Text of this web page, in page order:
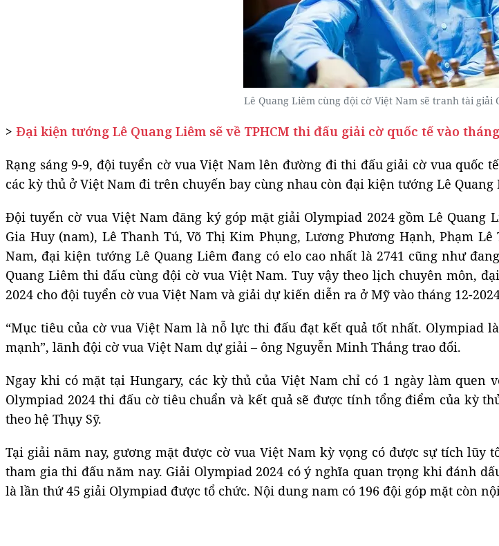
Lê Quang Liêm cùng đội cờ Việt Nam sẽ tranh tài giải
> Đại kiện tướng Lê Quang Liêm sẽ về TPHCM thi đấu giải cờ quốc tế vào
Rạng sáng 9-9, đội tuyển cờ vua Việt Nam lên đường đi thi đấu giải cờ vua
các kỳ thủ ở Việt Nam đi trên chuyến bay cùng nhau còn đại kiện tướng Lê
Đội tuyển cờ vua Việt Nam đăng ký góp mặt giải Olympiad 2024 gồm Lê
Gia Huy (nam), Lê Thanh Tú, Võ Thị Kim Phụng, Lương Phương Hạnh, Phạm
Nam, đại kiện tướng Lê Quang Liêm đang có elo cao nhất là 2741 cũng như
Quang Liêm thi đấu cùng đội cờ vua Việt Nam. Tuy vậy theo lịch chuyên môn,
2024 cho đội tuyển cờ vua Việt Nam và giải dự kiến diễn ra ở Mỹ vào tháng 12-
“Mục tiêu của cờ vua Việt Nam là nỗ lực thi đấu đạt kết quả tốt nhất. Olympiad
mạnh”, lãnh đội cờ vua Việt Nam dự giải – ông Nguyễn Minh Thắng trao đổi.
Ngay khi có mặt tại Hungary, các kỳ thủ của Việt Nam chỉ có 1 ngày làm
Olympiad 2024 thi đấu cờ tiêu chuẩn và kết quả sẽ được tính tổng điểm của kỳ
theo hệ Thụy Sỹ.
Tại giải năm nay, gương mặt được cờ vua Việt Nam kỳ vọng có được sự tích lũy
tham gia thi đấu năm nay. Giải Olympiad 2024 có ý nghĩa quan trọng khi đánh
là lần thứ 45 giải Olympiad được tổ chức. Nội dung nam có 196 đội góp mặt còn